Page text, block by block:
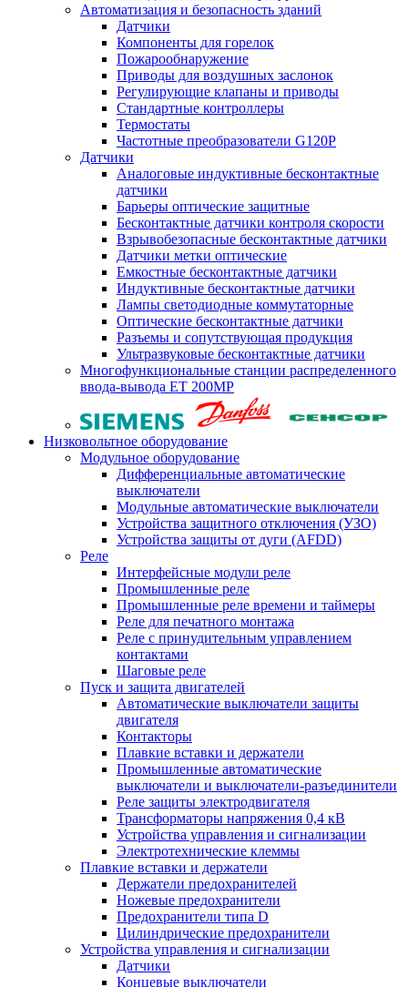
Автоматизация и безопасность зданий
Датчики
Компоненты для горелок
Пожарообнаружение
Приводы для воздушных заслонок
Регулирующие клапаны и приводы
Стандартные контроллеры
Термостаты
Частотные преобразователи G120P
Датчики
Аналоговые индуктивные бесконтактные
датчики
Барьеры оптические защитные
Бесконтактные датчики контроля скорости
Взрывобезопасные бесконтактные датчики
Датчики метки оптические
Емкостные бесконтактные датчики
Индуктивные бесконтактные датчики
Лампы светодиодные коммутаторные
Оптические бесконтактные датчики
Разъемы и сопутствующая продукция
Ультразвуковые бесконтактные датчики
Многофункциональные станции распределенного
ввода-вывода ET 200MP
Низковольтное оборудование
Модульное оборудование
Дифференциальные автоматические
выключатели
Модульные автоматические выключатели
Устройства защитного отключения (УЗО)
Устройства защиты от дуги (AFDD)
Реле
Интерфейсные модули реле
Промышленные реле
Промышленные реле времени и таймеры
Реле для печатного монтажа
Реле с принудительным управлением
контактами
Шаговые реле
Пуск и защита двигателей
Автоматические выключатели защиты
двигателя
Контакторы
Плавкие вставки и держатели
Промышленные автоматические
выключатели и выключатели-разъединители
Реле защиты электродвигателя
Трансформаторы напряжения 0,4 кВ
Устройства управления и сигнализации
Электротехнические клеммы
Плавкие вставки и держатели
Держатели предохранителей
Ножевые предохранители
Предохранители типа D
Цилиндрические предохранители
Устройства управления и сигнализации
Датчики
Концевые выключатели